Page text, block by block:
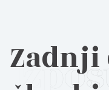
Zadnji